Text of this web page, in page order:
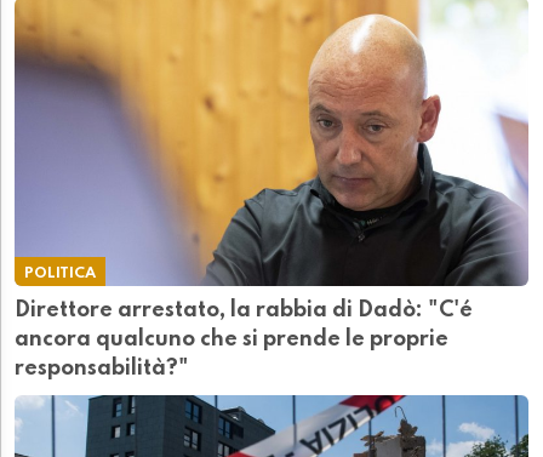
POLITICA
Direttore arrestato, la rabbia di Dadò: "C'é
ancora qualcuno che si prende le proprie
responsabilità?"